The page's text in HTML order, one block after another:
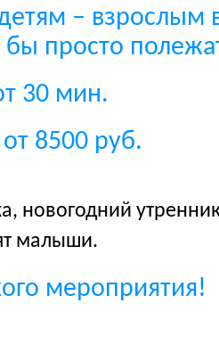
– взрослым
бы просто
30 мин.
8500 руб.
новогодний
малыши.
мероприятия!